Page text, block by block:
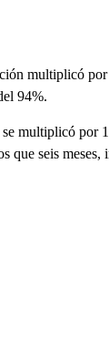
multiplicó
94%.
multiplicó por
que seis meses,